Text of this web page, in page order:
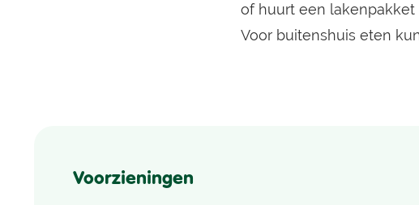
of huurt een
Voor buitenshuis eten
Voorzieningen